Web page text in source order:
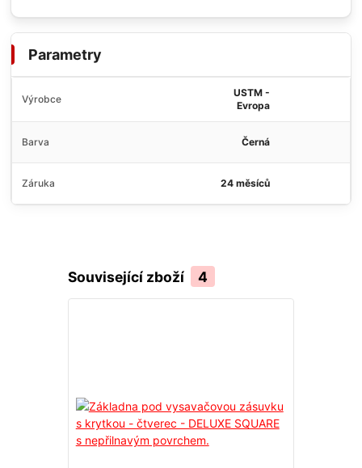
Parametry
Výrobce
USTM -
Evropa
Barva Černá
Záruka 24 měsíců
Související zboží 4